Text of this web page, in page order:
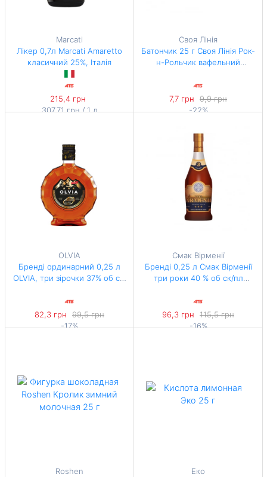
Marcati
Лікер 0,7л Marcati Amaretto
класичний 25%, Італія
215,4 грн
307,71 грн / 1 л
Своя Лінія
Батончик 25 г Своя Лінія Рок-
н-Рольчик вафельний
шоколад-апельсин) м/уп
7,7 грн
9,9 грн
-22%
OLVIA
Бренді ординарний 0,25 л
OLVIA, три зірочки 37% об ск/
82,3 грн
99,5 грн
-17%
Смак Вipмeнiї
Бpeндi 0,25 л Смак Вipмeнiї
три pоки 40 % об ск/пл
96,3 грн
115,5 грн
-16%
Roshen
Еко